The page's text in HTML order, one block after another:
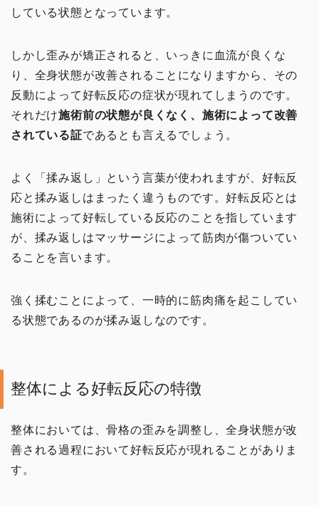
している状態となっています。
しかし歪みが矯正されると、いっきに血流が良くな
り、全身状態が改善されることになりますから、その
反動によって好転反応の症状が現れてしまうのです。
それだけ施術前の状態が良くなく、施術によって改善
されている証であるとも言えるでしょう。
よく「揉み返し」という言葉が使われますが、好転反
応と揉み返しはまったく違うものです。好転反応とは
施術によって好転している反応のことを指しています
が、揉み返しはマッサージによって筋肉が傷ついてい
ることを言います。
強く揉むことによって、一時的に筋肉痛を起こしてい
る状態であるのが揉み返しなのです。
整体による好転反応の特徴
整体においては、骨格の歪みを調整し、全身状態が改
善される過程において好転反応が現れることがありま
す。
頭・首の手技
肩・背中の手技
腰の手技
その他の手技
治療院の経営
治療家の生き方
セラボイス